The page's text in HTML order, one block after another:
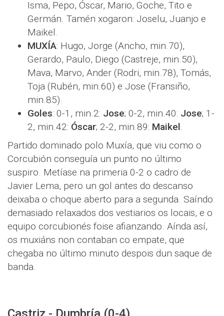
Isma, Pepo, Óscar, Mario, Goche, Tito e
Germán. Tamén xogaron: Joselu, Juanjo e
Maikel.
MUXÍA: Hugo, Jorge (Ancho, min.70),
Gerardo, Paulo, Diego (Castreje, min.50),
Mava, Marvo, Ander (Rodri, min.78), Tomás,
Toja (Rubén, min.60) e Jose (Fransiño,
min.85).
Goles: 0-1, min.2: Jose; 0-2, min.40: Jose; 1-
2, min.42: Óscar; 2-2, min.89: Maikel.
Partido dominado polo Muxía, que viu como o
Corcubión conseguía un punto no último
suspiro. Metíase na primeria 0-2 o cadro de
Javier Lema, pero un gol antes do descanso
deixaba o choque aberto para a segunda. Saíndo
demasiado relaxados dos vestiarios os locais, e o
equipo corcubionés foise afianzando. Aínda así,
os muxiáns non contaban co empate, que
chegaba no último minuto despois dun saque de
banda.